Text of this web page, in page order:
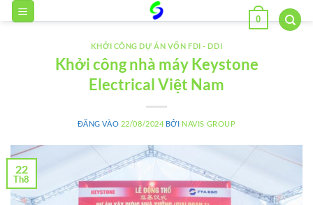
qua
0
KHỞI CÔNG DỰ ÁN VỐN FDI - DDI
Khởi công nhà máy Keystone
Electrical Việt Nam
ĐĂNG VÀO 22/08/2024 BỞI NAVIS GROUP
22
Th8